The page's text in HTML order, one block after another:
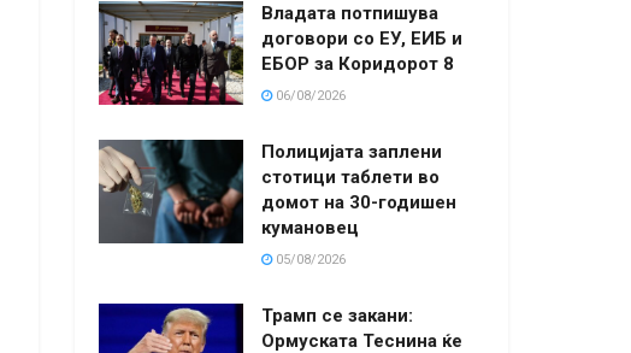
Владата потпишува
договори со ЕУ, ЕИБ и
ЕБОР за Коридорот 8
06/08/2026
Полицијата заплени
стотици таблети во
домот на 30-годишен
кумановец
05/08/2026
Трамп се закани:
Ормуската Теснина ќе